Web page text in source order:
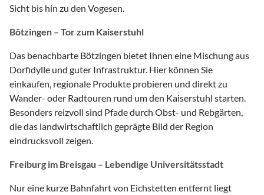
Sicht bis hin zu den Vogesen.
Bötzingen – Tor zum Kaiserstuhl
Das benachbarte Bötzingen bietet Ihnen eine Mischung aus
Dorfidylle und guter Infrastruktur. Hier können Sie
einkaufen, regionale Produkte probieren und direkt zu
Wander- oder Radtouren rund um den Kaiserstuhl starten.
Besonders reizvoll sind Pfade durch Obst- und Rebgärten,
die das landwirtschaftlich geprägte Bild der Region
eindrucksvoll zeigen.
Freiburg im Breisgau – Lebendige Universitätsstadt
Nur eine kurze Bahnfahrt von Eichstetten entfernt liegt